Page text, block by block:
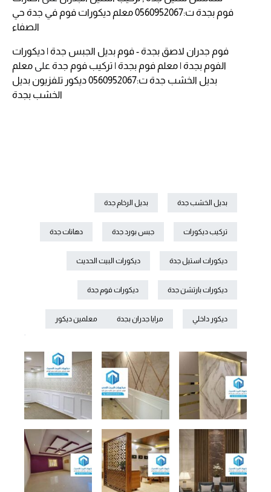
فوم بجدة ت:0560952067 معلم ديكورات فوم في جدة حي
الصفاء
فوم جدران لاصق بجدة - فوم بديل الجبس جدة | ديكورات
الفوم بجدة | معلم فوم بجدة | تركيب فوم جدة على معلم
بديل الخشب جدة ت:0560952067 ديكور تلفزيون بديل
الخشب بجدة
بديل الخشب جدة بديل الرخام جدة
تركيب ديكورات جبس بورد جدة دهانات جدة
ديكورات استيل جدة ديكورات البيت الحديث
ديكورات بارتشن جدة ديكورات فوم جدة
ديكور داخلي مرايا جدران بجدة
معلمين ديكور
.